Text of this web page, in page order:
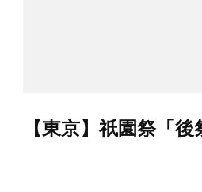
【東京】祇園祭「